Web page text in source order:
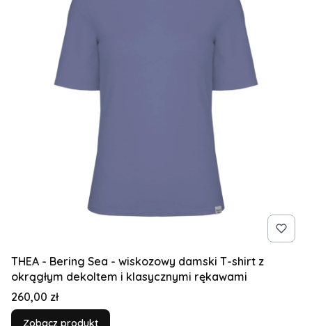
THEA - Bering Sea - wiskozowy damski T-shirt z
okrągłym dekoltem i klasycznymi rękawami
Cena
260,00 zł
Zobacz produkt